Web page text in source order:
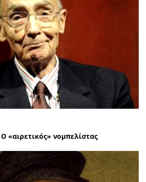
«αιρετικός» νομπελίστας